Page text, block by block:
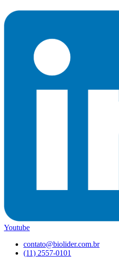
Youtube
contato@biolider.com.br
(11) 2557-0101